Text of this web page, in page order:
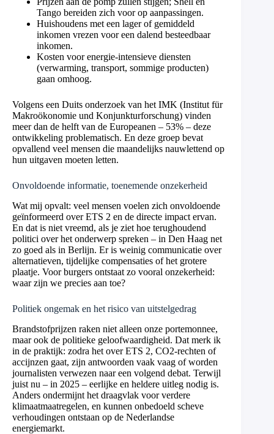
Tango bereiden zich voor op aanpassingen.
Huishoudens met een lager of gemiddeld
inkomen vrezen voor een dalend besteedbaar
inkomen.
Kosten voor energie-intensieve diensten
(verwarming, transport, sommige producten)
gaan omhoog.
Volgens een Duits onderzoek van het IMK (Institut für
Makroökonomie und Konjunkturforschung) vinden
meer dan de helft van de Europeanen – 53% – deze
ontwikkeling problematisch. En deze groep bevat
opvallend veel mensen die maandelijks nauwlettend op
hun uitgaven moeten letten.
Onvoldoende informatie, toenemende onzekerheid
Wat mij opvalt: veel mensen voelen zich onvoldoende
geïnformeerd over ETS 2 en de directe impact ervan.
En dat is niet vreemd, als je ziet hoe terughoudend
politici over het onderwerp spreken – in Den Haag net
zo goed als in Berlijn. Er is weinig communicatie over
alternatieven, tijdelijke compensaties of het grotere
plaatje. Voor burgers ontstaat zo vooral onzekerheid:
waar zijn we precies aan toe?
Politiek ongemak en het risico van uitstelgedrag
Brandstofprijzen raken niet alleen onze portemonnee,
maar ook de politieke geloofwaardigheid. Dat merk ik
in de praktijk: zodra het over ETS 2, CO2-rechten of
accijnzen gaat, zijn antwoorden vaak vaag of worden
journalisten verwezen naar een volgend debat. Terwijl
juist nu – in 2025 – eerlijke en heldere uitleg nodig is.
Anders ondermijnt het draagvlak voor verdere
klimaatmaatregelen, en kunnen onbedoeld scheve
verhoudingen ontstaan op de Nederlandse
energiemarkt.